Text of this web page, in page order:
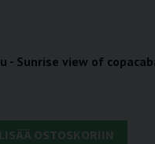
- Sunrise view of
LISÄÄ OSTOSKORIIN